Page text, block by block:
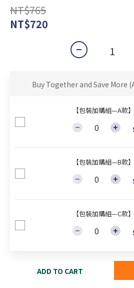
NT$765
NT$720
Buy Together and Save More
【包裝加購組—A款】
【包裝加購組—B款】
【包裝加購組—C款】
ADD TO CART